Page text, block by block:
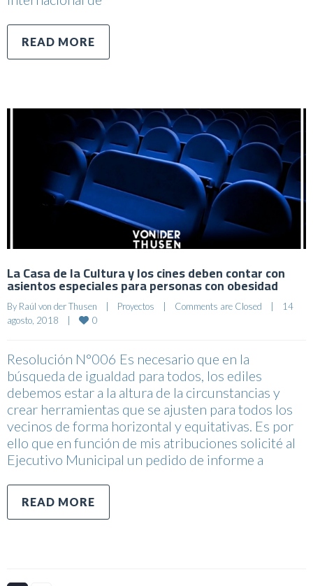
READ MORE
La Casa de la Cultura y los cines deben contar con
asientos especiales para personas con obesidad
By Raúl von der Thusen Proyectos Comments are Closed
14
agosto, 2018
0
Resolución N°006 Es necesario que en la
búsqueda de igualdad para todos, los ediles
debemos estar a la altura de la circunstancias y
crear herramientas que se ajusten para todos los
vecinos de forma horizontal y equitativas. Es por
ello que en función de mis atribuciones solicité al
Ejecutivo Municipal un pedido de informe a
READ MORE